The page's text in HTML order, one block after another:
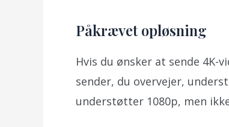
Påkrævet opløsning
Hvis du ønsker at sende 4K-
sender, du overvejer,
understøtter 1080p, men